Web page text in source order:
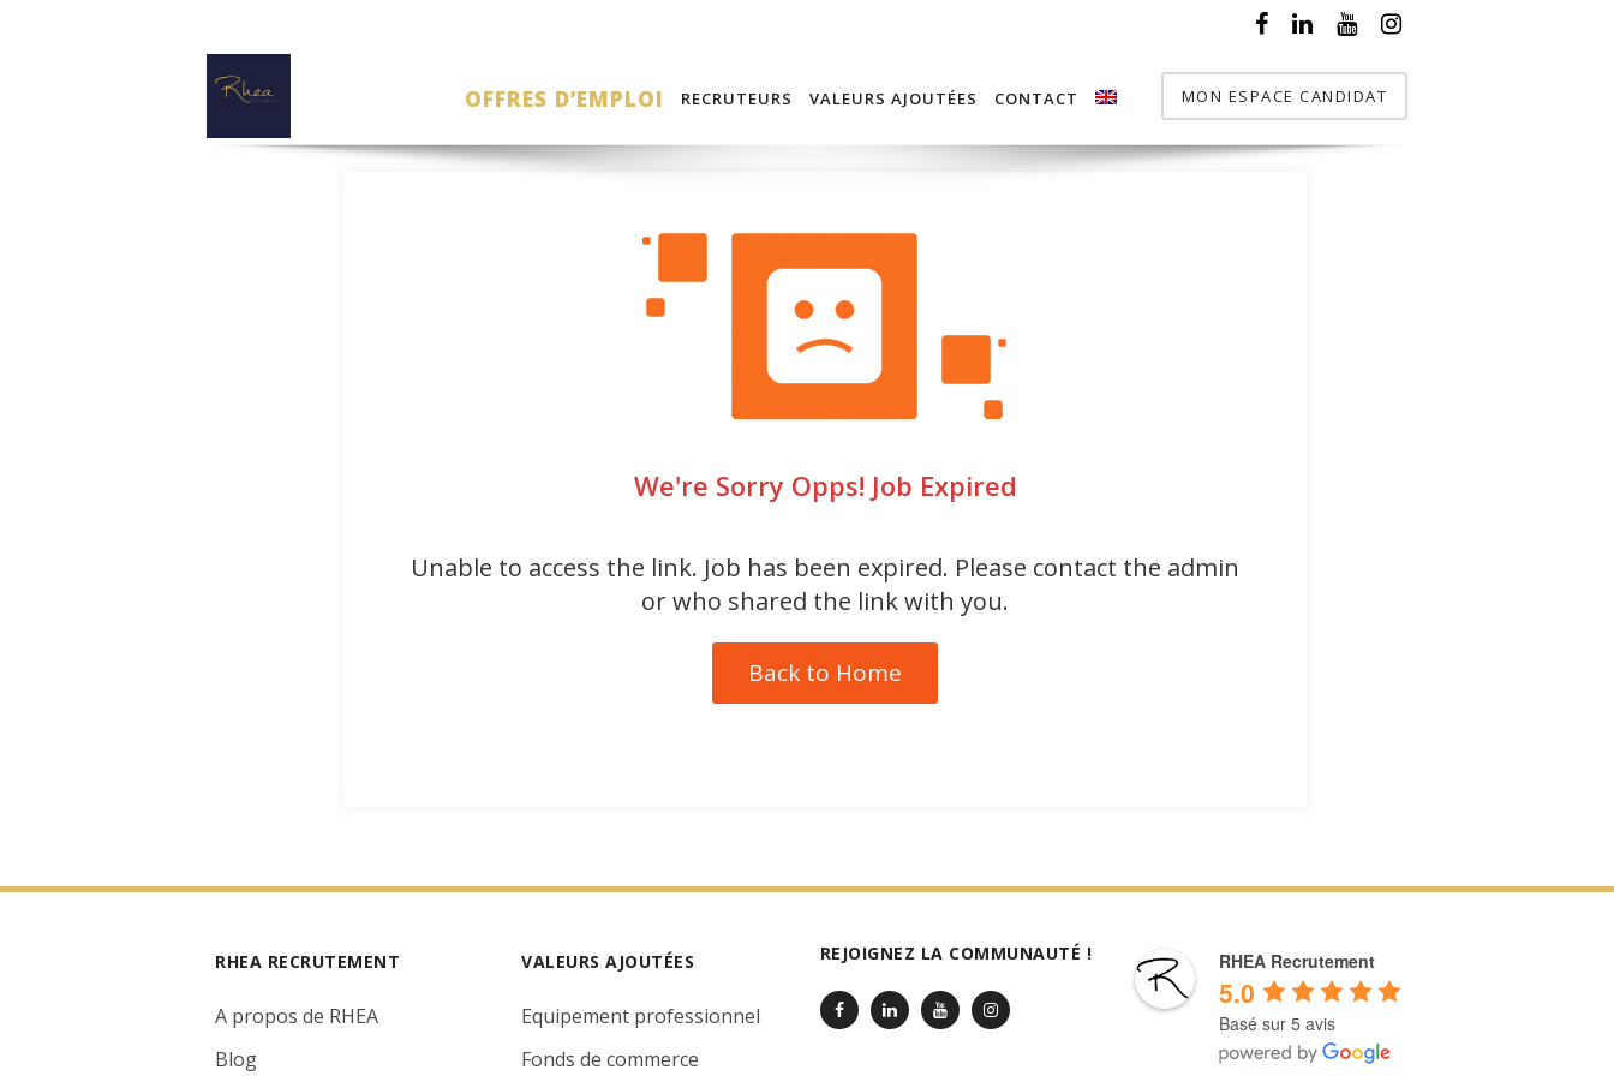
MON ESPACE CANDIDAT
OFFRES D’EMPLOI RECRUTEURS VALEURS AJOUTÉES CONTACT
We're Sorry Opps! Job Expired
Unable to access the link. Job has been expired. Please contact the admin
or who shared the link with you.
Back to Home
RHEA RECRUTEMENT
A propos de RHEA
Blog
VALEURS AJOUTÉES
Equipement professionnel
Fonds de commerce
REJOIGNEZ LA COMMUNAUTÉ ! RHEA Recrutement
5.0
Basé sur 5 avis